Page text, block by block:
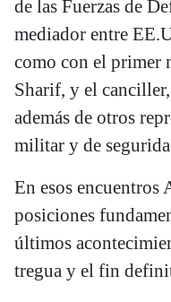
de las Fuerzas de
mediador entre
como con el primer
Sharif, y el
además de otros
militar y de
En esos
posiciones
últimos
tregua y el fin